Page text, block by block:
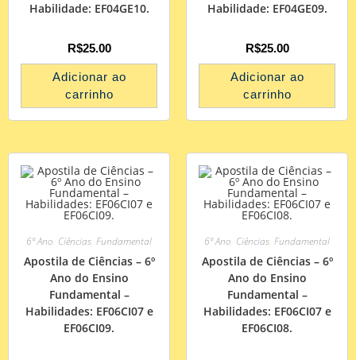
Habilidade: EF04GE10.
R$25.00
Adicionar ao
carrinho
Habilidade: EF04GE09.
R$25.00
Adicionar ao
carrinho
6º Ano, Ciências, Fundamental
Apostila de Ciências – 6º
Ano do Ensino
Fundamental –
Habilidades: EF06CI07 e
EF06CI09.
6º Ano, Ciências, Fundamental
Apostila de Ciências – 6º
Ano do Ensino
Fundamental –
Habilidades: EF06CI07 e
EF06CI08.